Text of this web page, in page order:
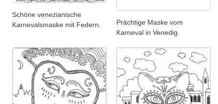
Schöne venezianische
Karnevalsmaske mit Federn.
Prächtige Maske vom
Karneval in Venedig.